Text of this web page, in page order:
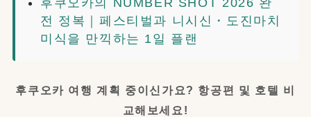
후쿠오카의 NUMBER SHOT 2026 완
전 정복｜페스티벌과 니시신・도진마치
미식을 만끽하는 1일 플랜
후쿠오카 여행 계획 중이신가요? 항공편 및 호텔 비
교해보세요!